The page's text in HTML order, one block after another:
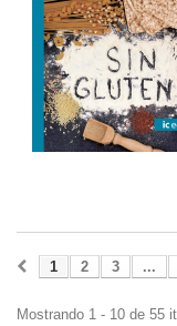
1 2 3 ...
Mostrando 1 - 10 de 55